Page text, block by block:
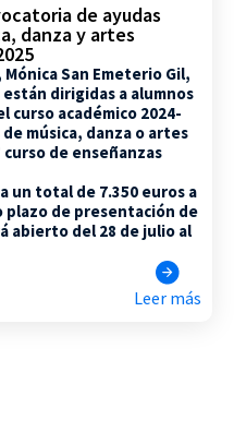
de ayudas
danza y artes
San Emeterio Gil,
dirigidas a alumnos
curso académico 2024-
música, danza o artes
de enseñanzas
un total de 7.350 euros a
de presentación de
abierto del 28 de julio al
Leer más